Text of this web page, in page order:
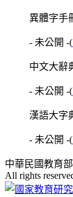
異體字手
- 未公開 -(
中文大辭
- 未公開 -(
漢語大字
- 未公開 -(
中華民國教育
All rights